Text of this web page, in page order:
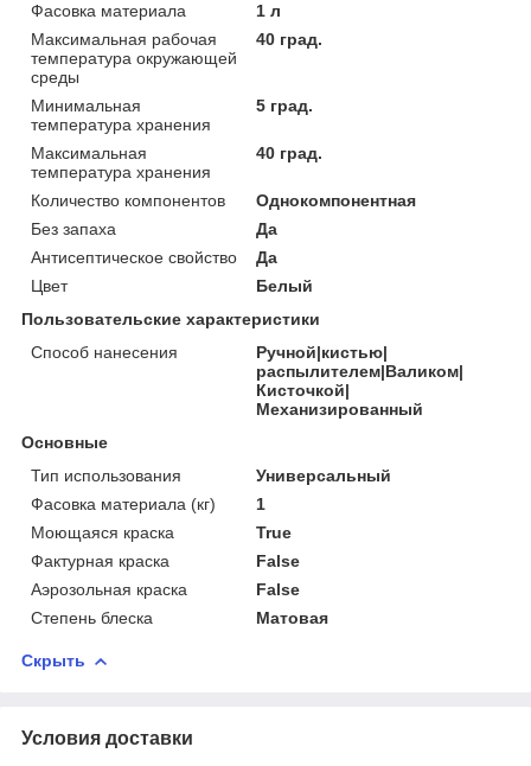
Фасовка материала
1 л
Максимальная рабочая
температура окружающей
среды
40 град.
Минимальная
температура хранения
5 град.
Максимальная
температура хранения
40 град.
Количество компонентов
Однокомпонентная
Без запаха
Да
Антисептическое свойство
Да
Цвет
Белый
Пользовательские характеристики
Способ нанесения
Ручной|кистью|
распылителем|Валиком|
Кисточкой|
Механизированный
Основные
Тип использования
Универсальный
Фасовка материала (кг)
1
Моющаяся краска
True
Фактурная краска
False
Аэрозольная краска
False
Степень блеска
Матовая
Скрыть
Условия доставки